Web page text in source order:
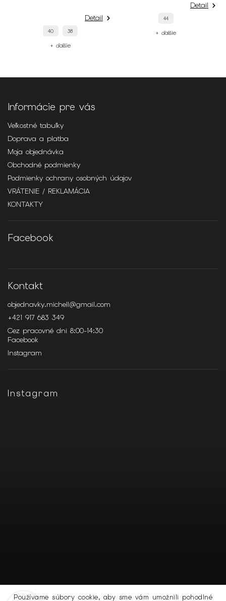
Používame súbory cookie, aby sme vám umožnili pohodlné
Detail
40 38
+ ďalšie
Detail
44
+ ďalšie
Informácie pre vás
Veľkostné tabuľky
Doprava a platba
Moja objednávka
Obchodné podmienky
Podmienky ochrany osobných údajov
VRÁTENIE / REKLAMÁCIA
KONTAKTY
Facebook
Kontakt
objednavky.michell@gmail.com
+421 917 683 349
Cez pracovné dni 8:00-14:30
Facebook
Instagram
Instagram